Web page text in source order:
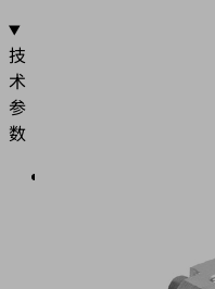
技
术
参
数